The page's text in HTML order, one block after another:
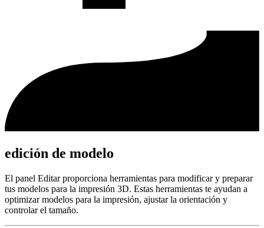
edición de modelo
El panel Editar proporciona herramientas para modificar y preparar
tus modelos para la impresión 3D. Estas herramientas te ayudan a
optimizar modelos para la impresión, ajustar la orientación y
controlar el tamaño.